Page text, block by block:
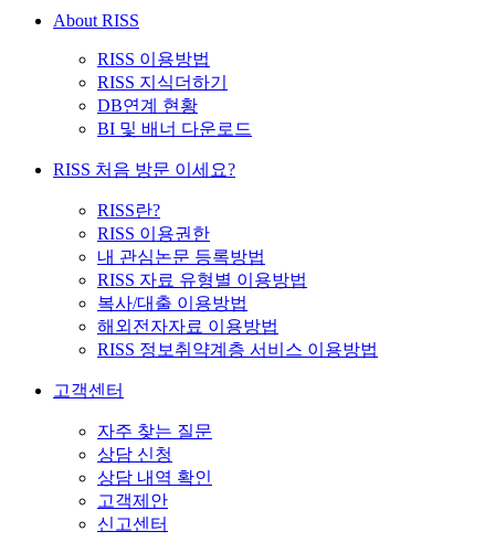
About RISS
RISS 이용방법
RISS 지식더하기
DB연계 현황
BI 및 배너 다운로드
RISS 처음 방문 이세요?
RISS란?
RISS 이용권한
내 관심논문 등록방법
RISS 자료 유형별 이용방법
복사/대출 이용방법
해외전자자료 이용방법
RISS 정보취약계층 서비스 이용방법
고객센터
자주 찾는 질문
상담 신청
상담 내역 확인
고객제안
신고센터